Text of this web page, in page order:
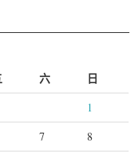
六 日
1
7
8